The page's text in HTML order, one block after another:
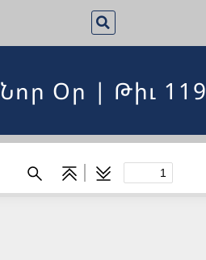
Նոր Օր | Թիւ 119